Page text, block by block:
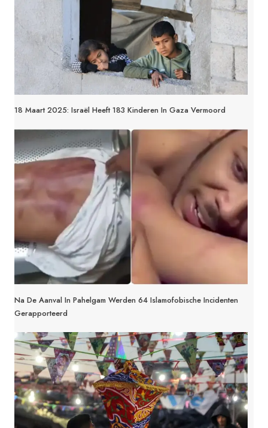
18 Maart 2025: Israël Heeft 183 Kinderen In Gaza Vermoord
Na De Aanval In Pahelgam Werden 64 Islamofobische Incidenten
Gerapporteerd